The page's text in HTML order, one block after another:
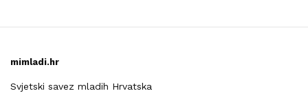
mimladi.hr
Svjetski savez mladih Hrvatska